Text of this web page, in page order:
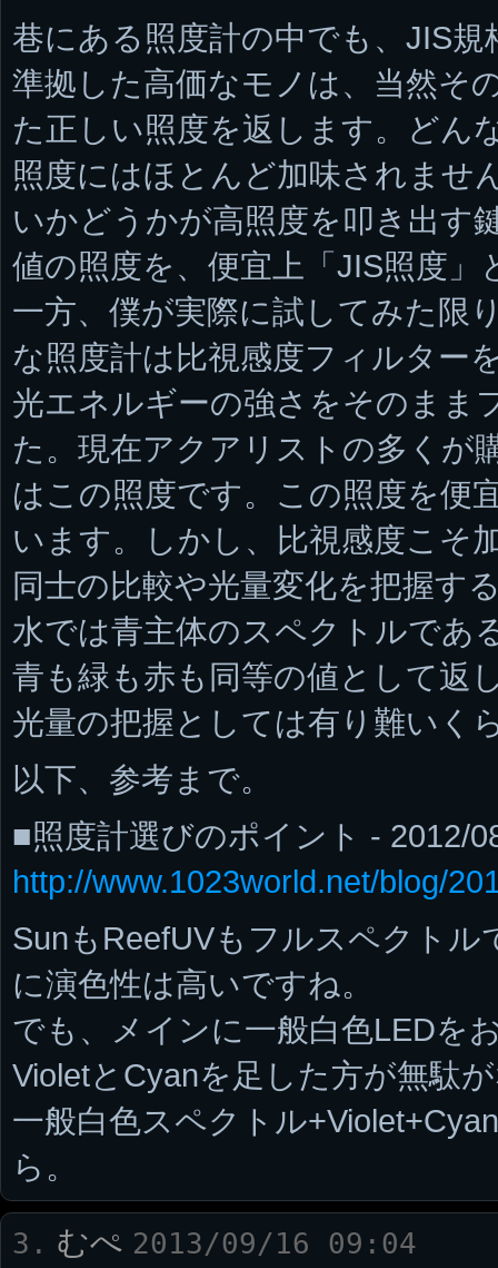
巷にある照度計の中でも、JIS
準拠した高価なモノは、当然そ
た正しい照度を返します。どん
照度にはほとんど加味されませ
いかどうかが高照度を叩き出す
値の照度を、便宜上「JIS照度」
一方、僕が実際に試してみた限
な照度計は比視感度フィルター
光エネルギーの強さをそのまま
た。現在アクアリストの多くが
はこの照度です。この照度を便
います。しかし、比視感度こそ
同士の比較や光量変化を把握す
水では青主体のスペクトルであ
青も緑も赤も同等の値として返
光量の把握としては有り難いく
以下、参考まで。
■照度計選びのポイント - 2012/
http://www.1023world.net/blog/
SunもReefUVもフルスペクトル
に演色性は高いですね。
でも、メインに一般白色LEDを
VioletとCyanを足した方が無駄
一般白色スペクトル
ら。
3. むぺ 2013/09/16 09:04